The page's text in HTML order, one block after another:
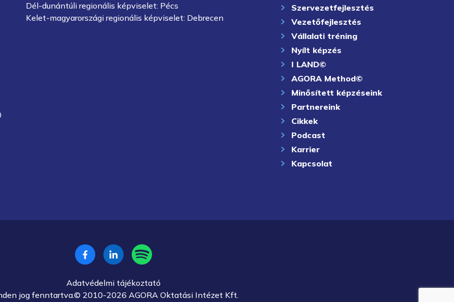
Dél-dunántúli regionális képviselet: Pécs
Kelet-magyarországi regionális képviselet: Debrecen
Szervezetfejlesztés
Vezetőfejlesztés
Vállalati tréning
Nyílt képzés
I LAND©
AGORA Method©
Minősített képzéseink
Partnereink
Cikkek
Podcast
Karrier
Kapcsolat
Adatvédelmi tájékoztató
jog fenntartva.© 2010-2026 AGORA Oktatási Intézet Kft.